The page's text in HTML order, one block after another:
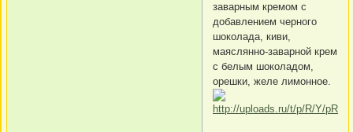
заварным кремом с
добавлением черного
шоколада, киви,
маяслянно-заварной крем
с белым шоколадом,
орешки, желе лимонное.